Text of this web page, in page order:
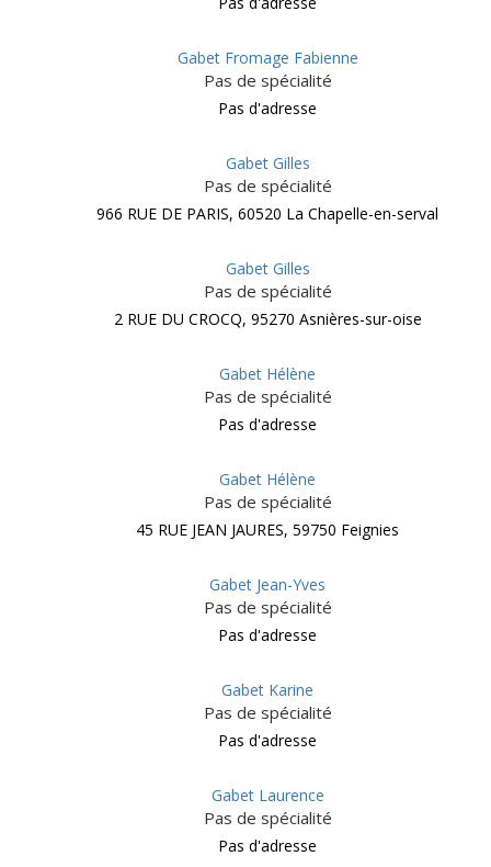
Gabet Fromage Fabienne
Pas de spécialité
Pas d'adresse
Gabet Gilles
Pas de spécialité
966 RUE DE PARIS, 60520 La Chapelle-en-serval
Gabet Gilles
Pas de spécialité
2 RUE DU CROCQ, 95270 Asnières-sur-oise
Gabet Hélène
Pas de spécialité
Pas d'adresse
Gabet Hélène
Pas de spécialité
45 RUE JEAN JAURES, 59750 Feignies
Gabet Jean-Yves
Pas de spécialité
Pas d'adresse
Gabet Karine
Pas de spécialité
Pas d'adresse
Gabet Laurence
Pas de spécialité
Pas d'adresse